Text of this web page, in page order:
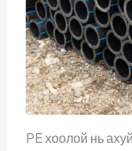
PE хоолой нь